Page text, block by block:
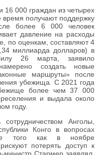
16 000 граждан из четырех
время получают поддержку
более 6 000 человек
давление на расходы
по оценкам, составляют 4
миллиарда долларов) в
26 марта, заявило
создать новые
маршруты» после
убежища. С 2021 года
более чем 37 000
и выдала около
году.
Анголы,
Конго в вопросах
того как в ноябре
потерять доступ к